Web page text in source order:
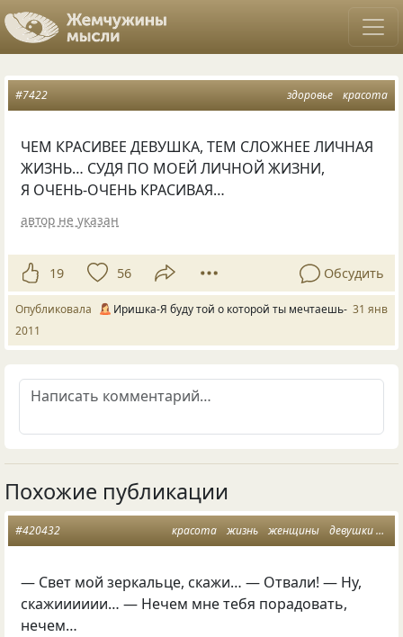
здоровье красота
#7422
ЧЕМ КРАСИВЕЕ ДЕВУШКА, ТЕМ СЛОЖНЕЕ ЛИЧНАЯ
ЖИЗНЬ… СУДЯ ПО МОЕЙ ЛИЧНОЙ ЖИЗНИ,
Я ОЧЕНЬ-ОЧЕНЬ КРАСИВАЯ…
автор не указан
19 56 Обсудить
Опубликовала Иришка-Я буду той о которой ты мечтаешь- 31 янв
2011
Похожие публикации
красота жизнь женщины девушки
#420432
— Свет мой зеркальце, скажи… — Отвали! — Ну,
скажииииии… — Нечем мне тебя порадовать,
нечем…